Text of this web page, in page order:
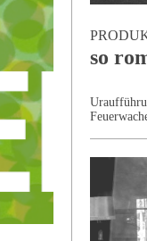
so